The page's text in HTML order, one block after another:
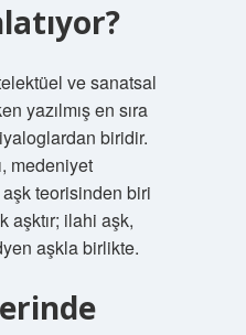
ve sanatsal
yazılmış en sıra
biridir.
medeniyet
teorisinden biri
aşktır; ilahi aşk,
aşkla birlikte.